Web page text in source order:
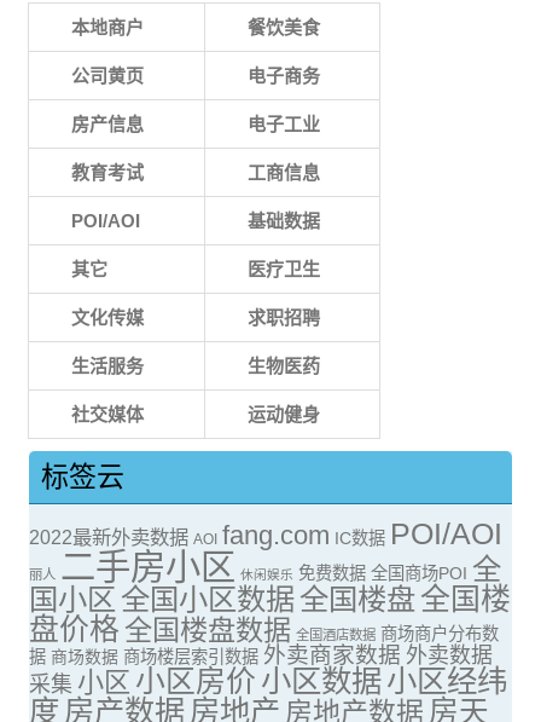
本地商户 餐饮美食
公司黄页 电子商务
房产信息 电子工业
教育考试 工商信息
POI/AOI 基础数据
其它 医疗卫生
文化传媒 求职招聘
生活服务 生物医药
社交媒体 运动健身
标签云
2022最新外卖数据 AOI fang.com IC数据 POI/AOI
丽人 二手房小区 休闲娱乐 免费数据 全国商场POI 全
国小区 全国小区数据全国楼盘全国楼
盘价格 全国楼盘数据 全国酒店数据 商场商户分布数
据 商场数据 商场楼层索引数据 外卖商家数据 外卖数据
采集 小区 小区房价 小区数据小区经纬
度 房产数据 房地产 房地产数据 房天